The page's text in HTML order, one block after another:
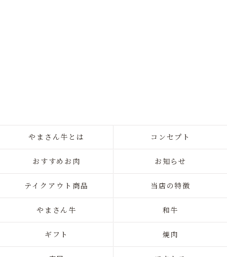
やまさん牛とは コンセプト
おすすめお肉 お知らせ
テイクアウト商品 当店の特徴
やまさん牛 和牛
ギフト 焼肉